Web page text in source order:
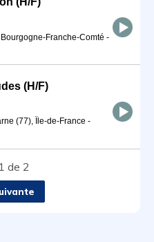
Franche-Comté -
(H/F)
(77), Île-de-France -
de 2